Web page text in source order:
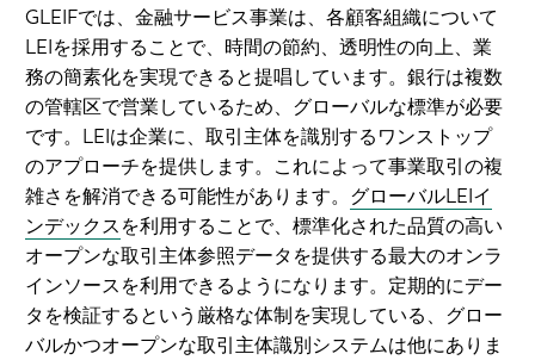
GLEIFでは、金融サービス事業は、各顧客組織について
LEIを採用することで、時間の節約、透明性の向上、業
務の簡素化を実現できると提唱しています。銀行は複数
の管轄区で営業しているため、グローバルな標準が必要
です。LEIは企業に、取引主体を識別するワンストップ
のアプローチを提供します。これによって事業取引の複
雑さを解消できる可能性があります。 グローバルLEIイ
ンデックスを利用することで、標準化された品質の高い
オープンな取引主体参照データを提供する最大のオンラ
インソースを利用できるようになります。定期的にデー
タを検証するという厳格な体制を実現している、グロー
バルかつオープンな取引主体識別システムは他にありま